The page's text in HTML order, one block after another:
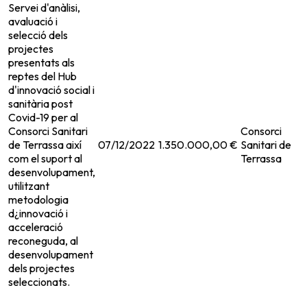
Servei d'anàlisi,
avaluació i
selecció dels
projectes
presentats als
reptes del Hub
d'innovació social i
sanitària post
Covid-19 per al
Consorci Sanitari
de Terrassa així
com el suport al
desenvolupament,
utilitzant
metodologia
d¿innovació i
acceleració
reconeguda, al
desenvolupament
dels projectes
seleccionats.
07/12/2022 1.350.000,00 €
Consorci
Sanitari de
Terrassa